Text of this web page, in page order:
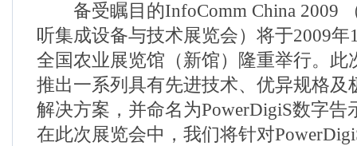
备受瞩目的InfoComm China 2009
听集成设备与技术展览会）将于2009年
全国农业展览馆（新馆）隆重举行。此
推出一系列具有先进技术、优异规格及
解决方案，并命名为PowerDigiS数字告
在此次展览会中，我们将针对